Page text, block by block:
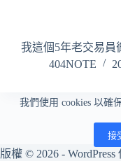
我們使用 cookies 以確
接
我這個5年老交易
404NOTE
版權 © 2026 -